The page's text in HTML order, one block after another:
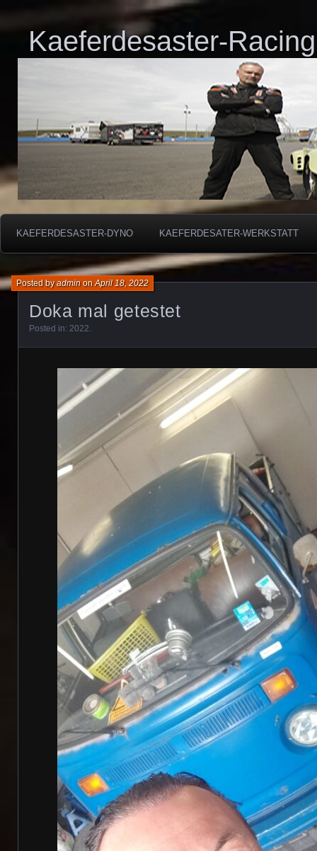
Kaeferdesaster-Racing
KAEFERDESASTER-DYNO KAEFERDESATER-WERKSTATT
Doka mal getestet
Posted byadminonApril 18, 2022
Posted in: 2022.